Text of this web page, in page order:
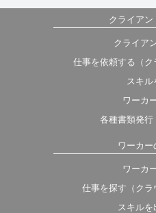
クライア
クライア
仕事を依頼する（ク
スキル
ワーカ
各種書類発行
ワーカー
ワーカ
仕事を探す（クラ
スキルを